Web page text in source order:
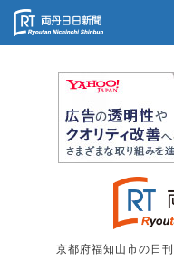
京都府福知山市の日